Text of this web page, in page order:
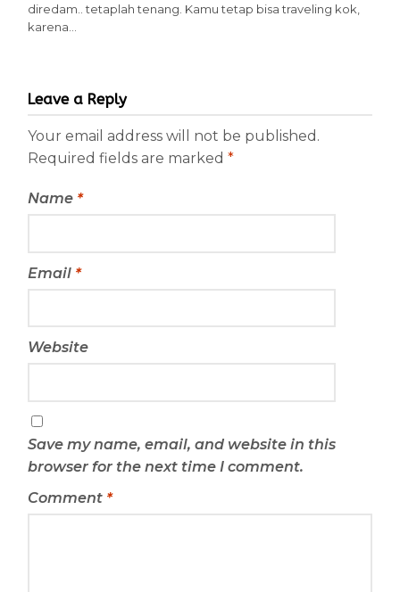
diredam.. tetaplah tenang. Kamu tetap bisa traveling kok,
karena…
Leave a Reply
Your email address will not be published.
Required fields are marked*
Name *
Email *
Website
Save my name, email, and website in this
browser for the next time I comment.
Comment *